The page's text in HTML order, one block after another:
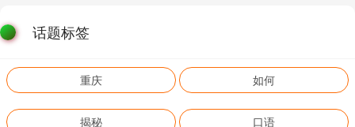
话题标签
重庆 如何
揭秘 口语